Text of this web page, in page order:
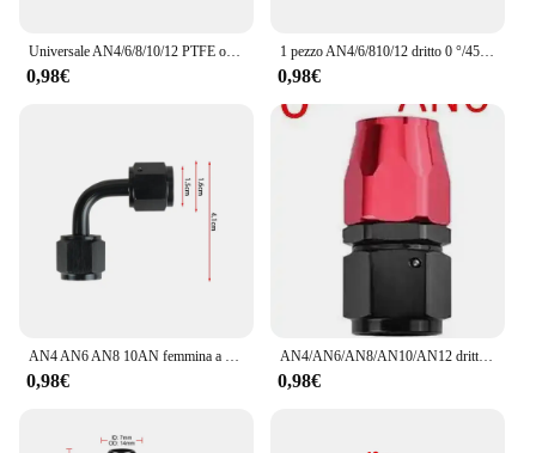
Universale AN4/6/8/10/12 PTFE olio combustibile tubo girevole adattatore raccordo dritto 0 °/45 °/90 °/120 °/180 ° gradi raccordo estremità tubo
0,98€
1 pezzo AN4/6/810/12 dritto 0 °/45 °/90 °/180 ° gradi alluminio girevole raccordo estremità tubo adattatore olio linea carburante spina NPT nero
0,98€
AN4 AN6 AN8 10AN femmina a femmina Union adattatori per raccordi diritti in alluminio nero 4an 6an 8an AN10 connettori TF-1089
0,98€
AN4/AN6/AN8/AN10/AN12 dritto 0 °/45 °/90 °/180 ° gradi in alluminio girevole raccordo adattatore olio carburante linea NPT spina nero rosso
0,98€